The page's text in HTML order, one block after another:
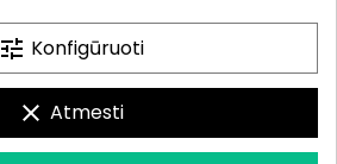
tune Konfigūruoti
clear Atmesti